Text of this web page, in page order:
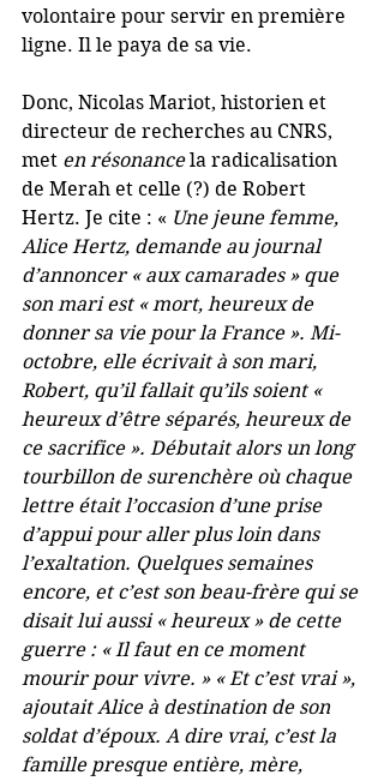
volontaire pour servir en première
ligne. Il le paya de sa vie.
Donc, Nicolas Mariot, historien et
directeur de recherches au CNRS,
met en résonance la radicalisation
de Merah et celle (?) de Robert
Hertz. Je cite : « Une jeune femme,
Alice Hertz, demande au journal
d’annoncer « aux camarades » que
son mari est « mort, heureux de
donner sa vie pour la France ». Mi-
octobre, elle écrivait à son mari,
Robert, qu’il fallait qu’ils soient «
heureux d’être séparés, heureux de
ce sacrifice ». Débutait alors un long
tourbillon de surenchère où chaque
lettre était l’occasion d’une prise
d’appui pour aller plus loin dans
l’exaltation. Quelques semaines
encore, et c’est son beau-frère qui se
disait lui aussi « heureux » de cette
guerre : « Il faut en ce moment
mourir pour vivre. » « Et c’est vrai »,
ajoutait Alice à destination de son
soldat d’époux. A dire vrai, c’est la
famille presque entière, mère,